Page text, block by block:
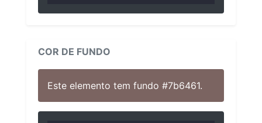
COR DE FUNDO
Este elemento tem fundo #7b6461.